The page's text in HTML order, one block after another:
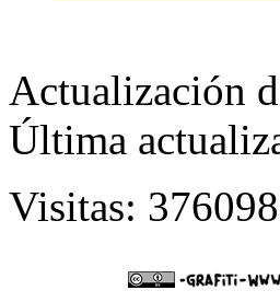
Actualización
Última
Visitas: 376098